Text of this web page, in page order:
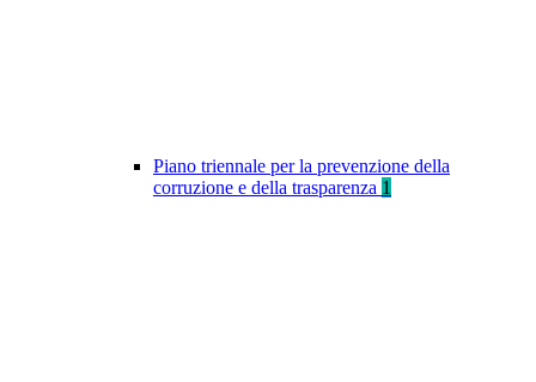
Piano triennale per la prevenzione della
corruzione e della trasparenza 1